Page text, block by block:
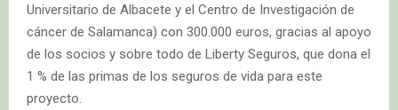
Universitario de Albacete y el Centro de Investigación de
cáncer de Salamanca) con 300.000 euros, gracias al apoyo
de los socios y sobre todo de Liberty Seguros, que dona el
1 % de las primas de los seguros de vida para este
proyecto.